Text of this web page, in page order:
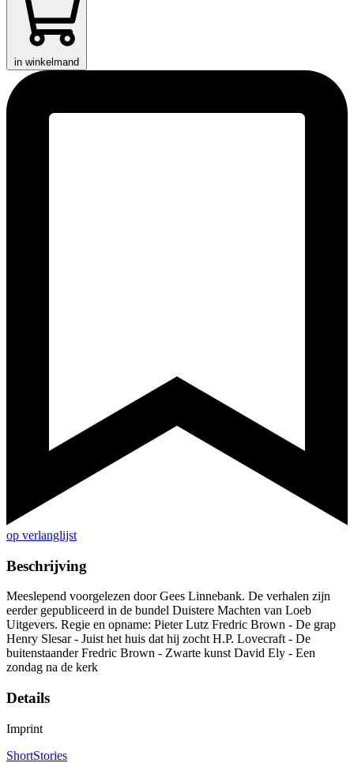
in winkelmand
op verlanglijst
Beschrijving
Meeslepend voorgelezen door Gees Linnebank. De verhalen zijn
eerder gepubliceerd in de bundel Duistere Machten van Loeb
Uitgevers. Regie en opname: Pieter Lutz Fredric Brown - De grap
Henry Slesar - Juist het huis dat hij zocht H.P. Lovecraft - De
buitenstaander Fredric Brown - Zwarte kunst David Ely - Een
zondag na de kerk
Details
Imprint
ShortStories